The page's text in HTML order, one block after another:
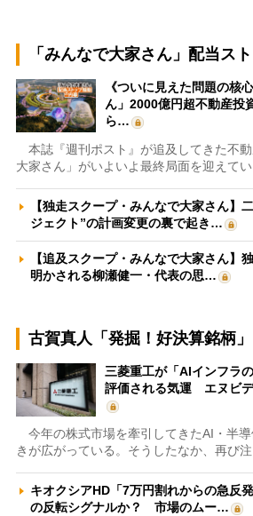
「みんなで大家さん」配当ス
《ついに見えた問題の核
ん」2000億円超不動産投
ら…
本誌『週刊ポスト』が追及してきた不
大家さん」がいよいよ最終局面を迎えて
【独走スクープ・みんなで大家さん】
ジェクト”の計画変更の裏で起き…
【追及スクープ・みんなで大家さん】
明かされる柳瀬健一・代表の思…
古賀真人「発掘！好決算銘柄」
三菱重工が「AIインフラ
評価される気運 エヌビ
今年の株式市場を牽引してきたAI・半
きが広がっている。そうしたなか、再び
キオクシアHD「7万円割れからの急反
の反転シグナルか？ 市場のムー…